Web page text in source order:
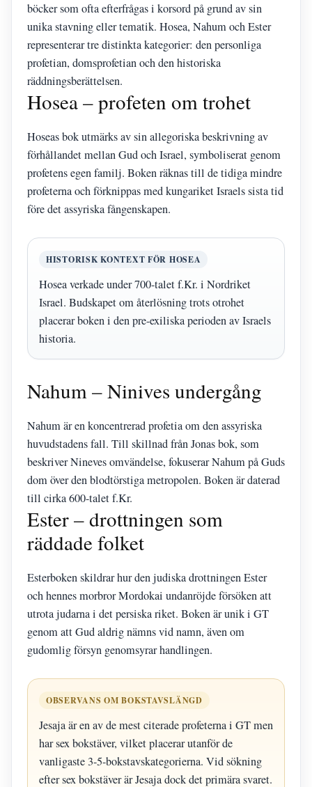
böcker som ofta efterfrågas i korsord på grund av sin
unika stavning eller tematik. Hosea, Nahum och Ester
representerar tre distinkta kategorier: den personliga
profetian, domsprofetian och den historiska
räddningsberättelsen.
Hosea – profeten om trohet
Hoseas bok utmärks av sin allegoriska beskrivning av
förhållandet mellan Gud och Israel, symboliserat genom
profetens egen familj. Boken räknas till de tidiga mindre
profeterna och förknippas med kungariket Israels sista tid
före det assyriska fångenskapen.
HISTORISK KONTEXT FÖR HOSEA
Hosea verkade under 700-talet f.Kr. i Nordriket
Israel. Budskapet om återlösning trots otrohet
placerar boken i den pre-exiliska perioden av Israels
historia.
Nahum – Ninives undergång
Nahum är en koncentrerad profetia om den assyriska
huvudstadens fall. Till skillnad från Jonas bok, som
beskriver Nineves omvändelse, fokuserar Nahum på Guds
dom över den blodtörstiga metropolen. Boken är daterad
till cirka 600-talet f.Kr.
Ester – drottningen som
räddade folket
Esterboken skildrar hur den judiska drottningen Ester
och hennes morbror Mordokai undanröjde försöken att
utrota judarna i det persiska riket. Boken är unik i GT
genom att Gud aldrig nämns vid namn, även om
gudomlig försyn genomsyrar handlingen.
OBSERVANS OM BOKSTAVSLÄNGD
Jesaja är en av de mest citerade profeterna i GT men
har sex bokstäver, vilket placerar utanför de
vanligaste 3-5-bokstavskategorierna. Vid sökning
efter sex bokstäver är Jesaja dock det primära svaret.